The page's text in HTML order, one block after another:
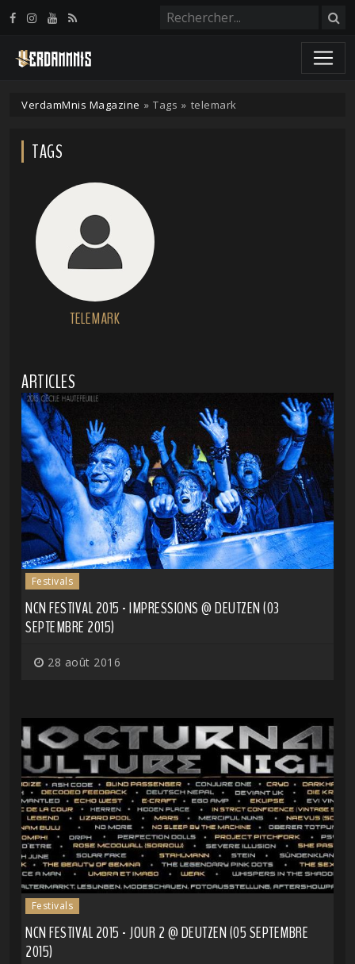
VerdamMnis Magazine » Tags » telemark
TAGS
TELEMARK
ARTICLES
Festivals
NCN FESTIVAL 2015 - IMPRESSIONS @ DEUTZEN (03
SEPTEMBRE 2015)
28 août 2016
Festivals
NCN FESTIVAL 2015 - JOUR 2 @ DEUTZEN (05 SEPTEMBRE
2015)
Panneau de gestion des cookies